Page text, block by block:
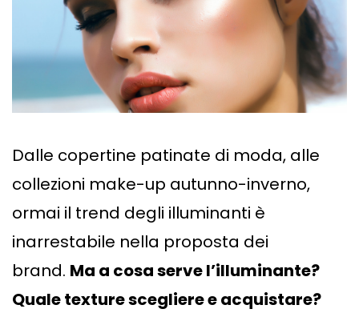
Dalle copertine patinate di moda, alle
collezioni make-up autunno-inverno,
ormai il trend degli illuminanti è
inarrestabile nella proposta dei
brand. Ma a cosa serve l’illuminante?
Quale texture scegliere e acquistare?